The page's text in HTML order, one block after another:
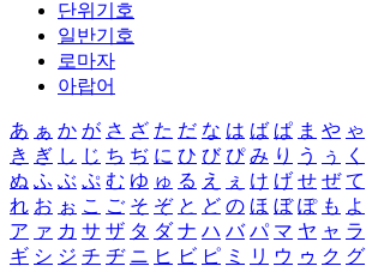
단위기호
일반기호
로마자
아랍어
あ ぁ か が さ ざ た だ な は ば ぱ ま や ゃ
き ぎ し じ ち ぢ に ひ び ぴ み り う ぅ く
ぬ ふ ぶ ぷ む ゆ ゅ る え ぇ け げ せ ぜ て
れ お ぉ こ ご そ ぞ と ど の ほ ぼ ぽ も よ
ア ァ カ サ ザ タ ダ ナ ハ バ パ マ ヤ ャ ラ
ギ シ ジ チ ヂ ニ ヒ ビ ピ ミ リ ウ ゥ ク グ